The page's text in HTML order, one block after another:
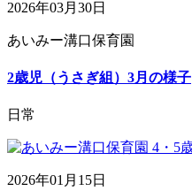
2026年03月30日
あいみー溝口保育園
2歳児（うさぎ組）3月の様子
日常
2026年01月15日